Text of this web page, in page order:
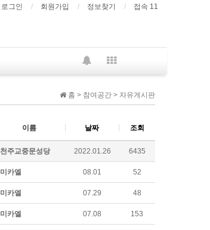
로그인 회원가입 정보찾기 접속 11
홈 > 참여공간 > 자유게시판
이름 날짜 조회
천주교중문성당 2022.01.26 6435
미카엘 08.01 52
미카엘 07.29 48
미카엘 07.08 153